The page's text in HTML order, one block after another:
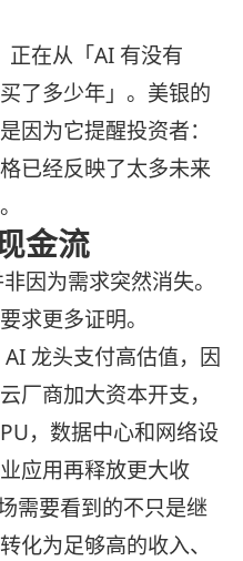
正在从「AI 有没有
了多少年」。美银的
因为它提醒投资者：
已经反映了太多未来
金流
因为需求突然消失。
求更多证明。
龙头支付高估值，因
厂商加大资本开支，
，数据中心和网络设
应用再释放更大收
需要看到的不只是继
化为足够高的收入、